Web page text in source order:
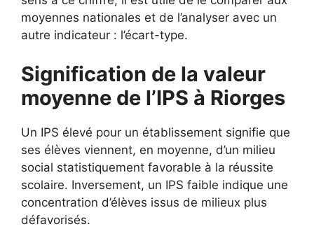
moyennes nationales et de l’analyser avec un
autre indicateur : l’écart-type.
Signification de la valeur
moyenne de l’IPS à Riorges
Un IPS élevé pour un établissement signifie que
ses élèves viennent, en moyenne, d’un milieu
social statistiquement favorable à la réussite
scolaire. Inversement, un IPS faible indique une
concentration d’élèves issus de milieux plus
défavorisés.